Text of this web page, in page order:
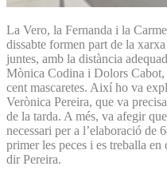
La Vero, la Fernanda i la
dissabte formen part de la
juntes, amb la distància
Mònica Codina i Dolors Cabot,
cent mascaretes. Així ho va
Verònica Pereira, que va
de la tarda. A més, va afegir
necessari per a l’elaboració de
primer les peces i es treballa en
dir Pereira.